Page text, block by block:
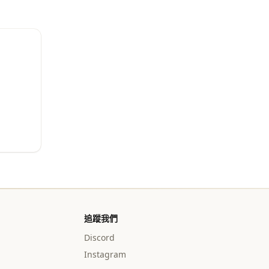
追蹤我們
Discord
Instagram